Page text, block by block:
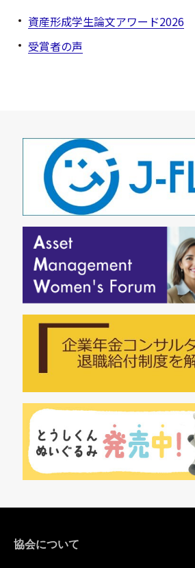
資産形成学生論文アワード2026
受賞者の声
協会について